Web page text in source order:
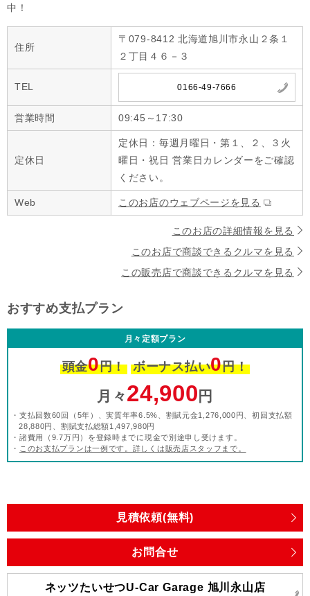
中！
住所
〒079-8412 北海道旭川市永山２条１
２丁目４６－３
TEL 0166-49-7666
営業時間 09:45～17:30
定休日
定休日：毎週月曜日・第１、２、３火
曜日・祝日 営業日カレンダーをご確認
ください。
Web このお店のウェブページを見る
このお店の詳細情報を見る
このお店で商談できるクルマを見る
この販売店で商談できるクルマを見る
おすすめ支払プラン
月々定額プラン
頭金0円！ ボーナス払い0円！
月々24,900 円
・支払回数60回（5年）、実質年率6.5%、割賦元金1,276,000円、初回支払額
28,880円、割賦支払総額1,497,980円
・諸費用（9.7万円）を登録時までに現金で別途申し受けます。
・ このお支払プランは一例です。詳しくは販売店スタッフまで。
見積依頼(無料)
お問合せ
ネッツたいせつU-Car Garage 旭川永山店